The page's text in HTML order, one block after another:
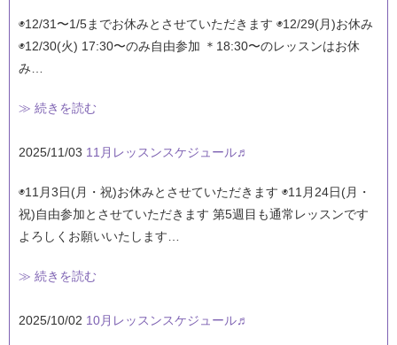
◉12/31〜1/5までお休みとさせていただきます ◉12/29(月)お休み
◉12/30(火) 17:30〜のみ自由参加 ＊18:30〜のレッスンはお休
み…
≫ 続きを読む
2025/11/03 11月レッスンスケジュール♬
◉11月3日(月・祝)お休みとさせていただきます ◉11月24日(月・
祝)自由参加とさせていただきます 第5週目も通常レッスンです
よろしくお願いいたします…
≫ 続きを読む
2025/10/02 10月レッスンスケジュール♬